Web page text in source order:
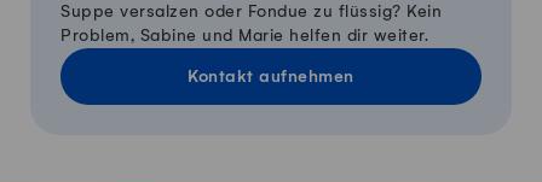
Suppe versalzen oder Fondue zu flüssig? Kein
Problem, Sabine und Marie helfen dir weiter.
Kontakt aufnehmen